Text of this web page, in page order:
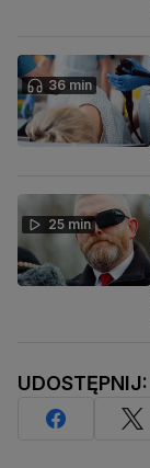
36 min
25 min
UDOSTĘPNIJ: